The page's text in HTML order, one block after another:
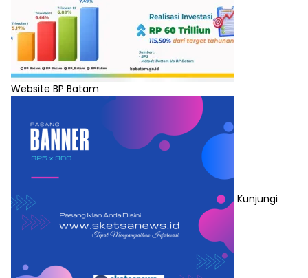
Website BP Batam
Kunjungi